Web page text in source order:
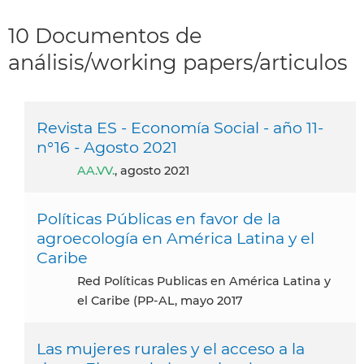
10 Documentos de
análisis/working papers/articulos
Revista ES - Economía Social - año 11-
n°16 - Agosto 2021
AA.VV., agosto 2021
Políticas Públicas en favor de la
agroecología en América Latina y el
Caribe
Red Políticas Publicas en América Latina y
el Caribe (PP-AL, mayo 2017
Las mujeres rurales y el acceso a la